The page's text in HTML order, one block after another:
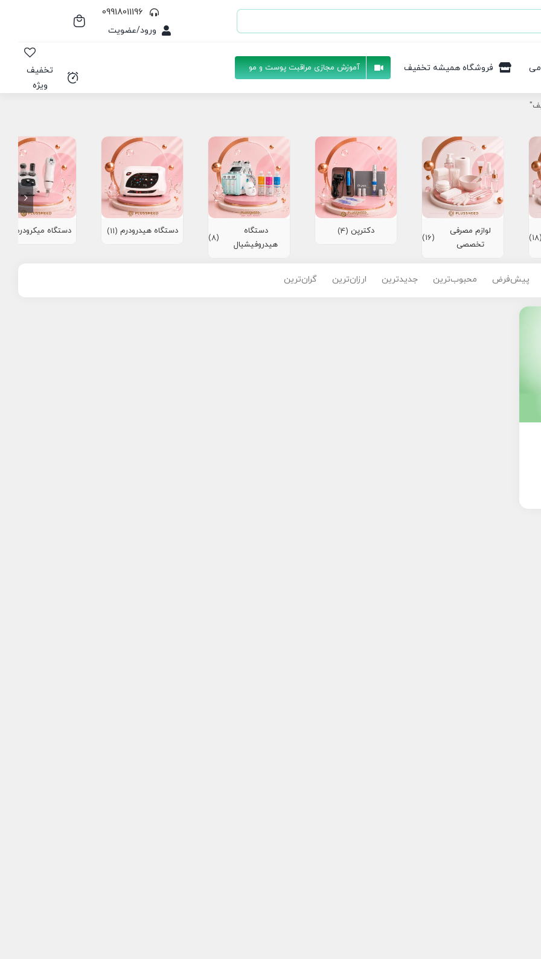
09918011196
ورود/عضویت
فروشگاه همیشه تخفیف آموزش مجازی مراقبت پوست و مو
تخفیف
ویژه
(18)
لوازم مصرفی
تخصصی
(16)
دکترپن (4)
دستگاه
هیدروفیشیال
(8)
دستگاه هیدرودرم (11) دستگاه میکرودرم
پیش‌فرض محبوب‌ترین جدیدترین ارزان‌ترین گران‌ترین